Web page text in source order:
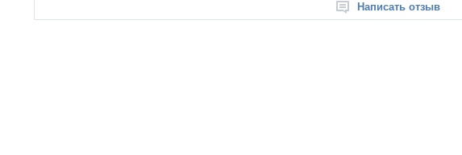
Написать отзыв